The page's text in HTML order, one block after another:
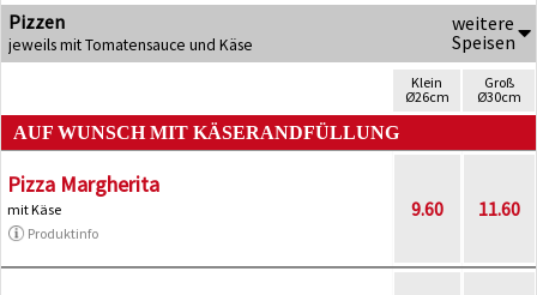
Pizzen
jeweils mit Tomatensauce und Käse
weitere
Speisen
Klein
Ø26cm
Groß
Ø30cm
AUF WUNSCH MIT KÄSERANDFÜLLUNG
Pizza Margherita
mit Käse
Produktinfo
9.60 11.60